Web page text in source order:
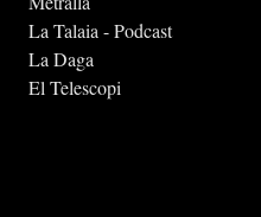
La Talaia - Podcast
La Daga
El Telescopi